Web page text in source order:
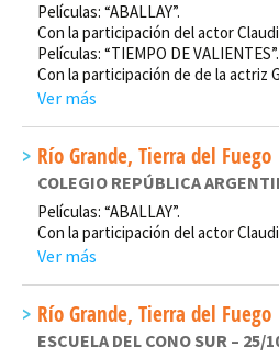
Películas: “ABALLAY”.
Con la participación del actor
Películas: “TIEMPO DE VALIENTES”.
Con la participación de de la actriz
Ver más
Río Grande, Tierra del Fuego
COLEGIO REPÚBLICA
Películas: “ABALLAY”.
Con la participación del actor
Ver más
Río Grande, Tierra del Fuego
ESCUELA DEL CONO SUR – 25/